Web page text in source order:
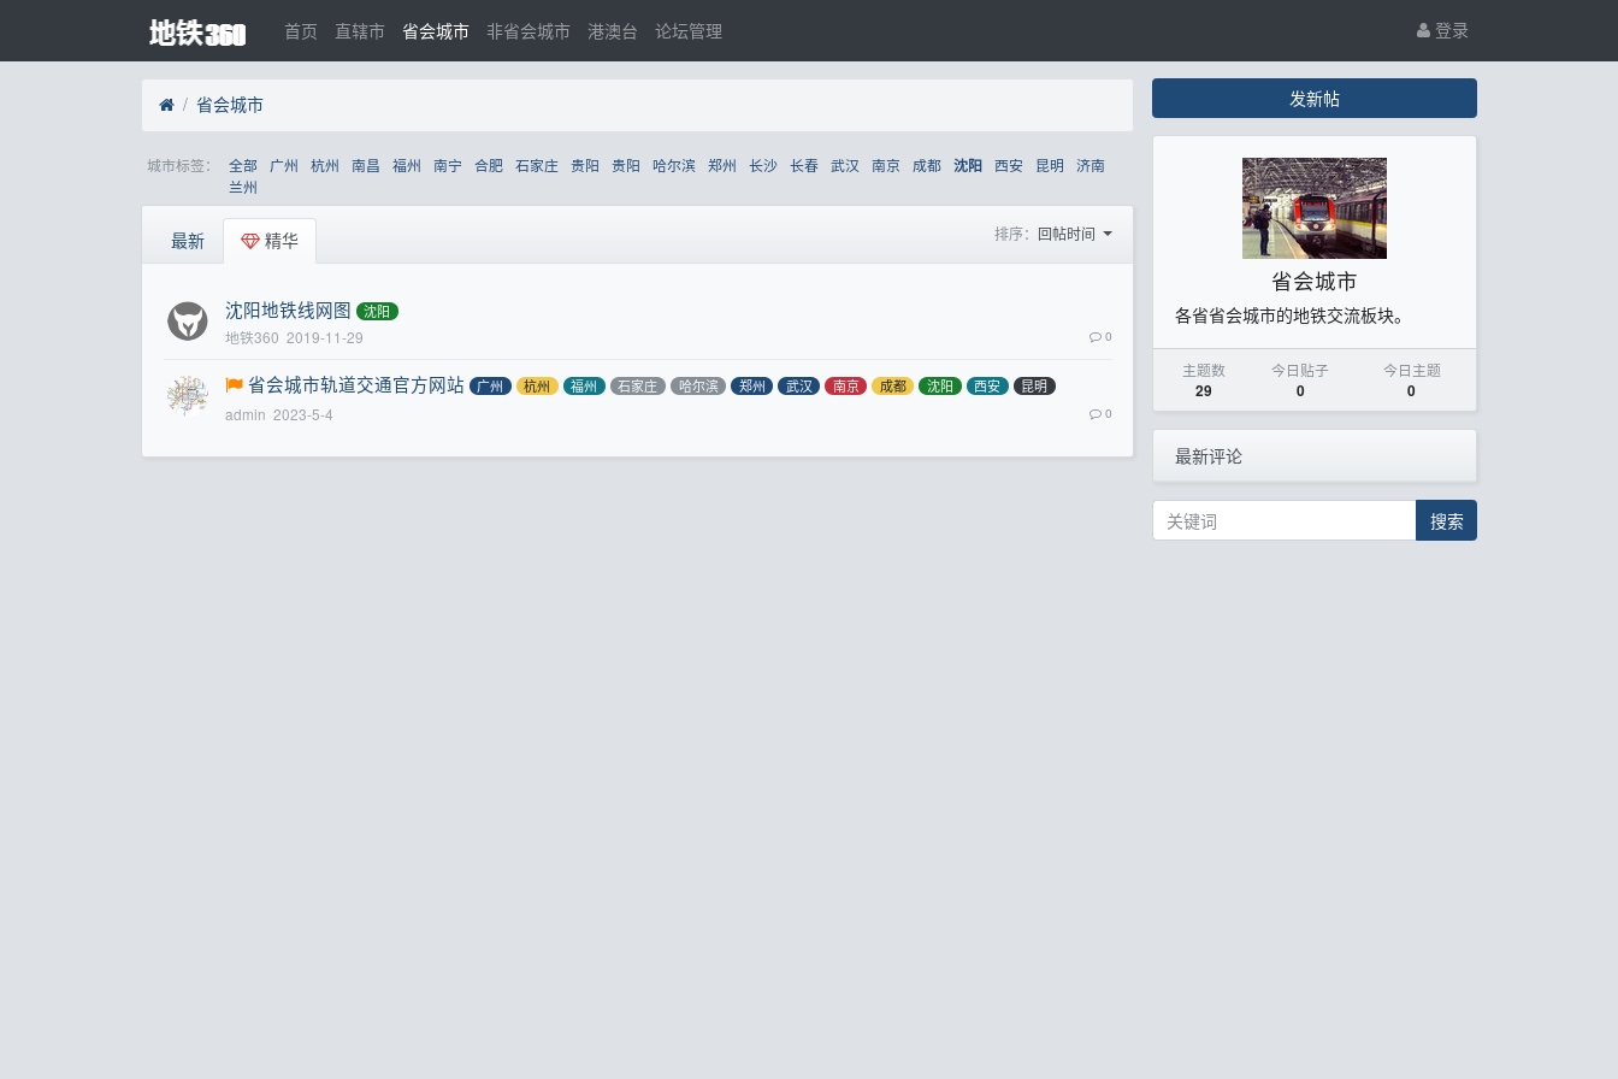
首页 直辖市 省会城市 非省会城市 港澳台 论坛管理 登录
省会城市
城市标签： 全部 广州 杭州 南昌 福州 南宁 合肥 石家庄 贵阳 贵阳 哈尔滨 郑州 长沙 长春 武汉 南京 成都 沈阳 西安 昆明
济南
兰州
最新 精华 排序： 回帖时间
沈阳地铁线网图 沈阳
地铁360 2019-11-29 0
省会城市轨道交通官方网站 广州 杭州 福州 石家庄 哈尔滨 郑州 武汉 南京 成都 沈阳 西安 昆明
admin 2023-5-4 0
发新帖
省会城市
各省省会城市的地铁交流板块。
主题数
29
今日贴子
0
今日主题
0
最新评论
搜索